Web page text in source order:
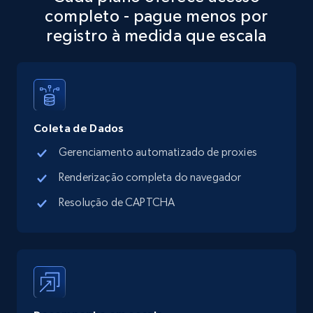
more.
Place id, URL, Country, Name, Category,
Address, Description, Business details, and
Google Maps full information - Collect
completo - pague menos por
registro à medida que escala
Coleta de Dados
Gerenciamento automatizado de proxies
Renderização completa do navegador
Resolução de CAPTCHA